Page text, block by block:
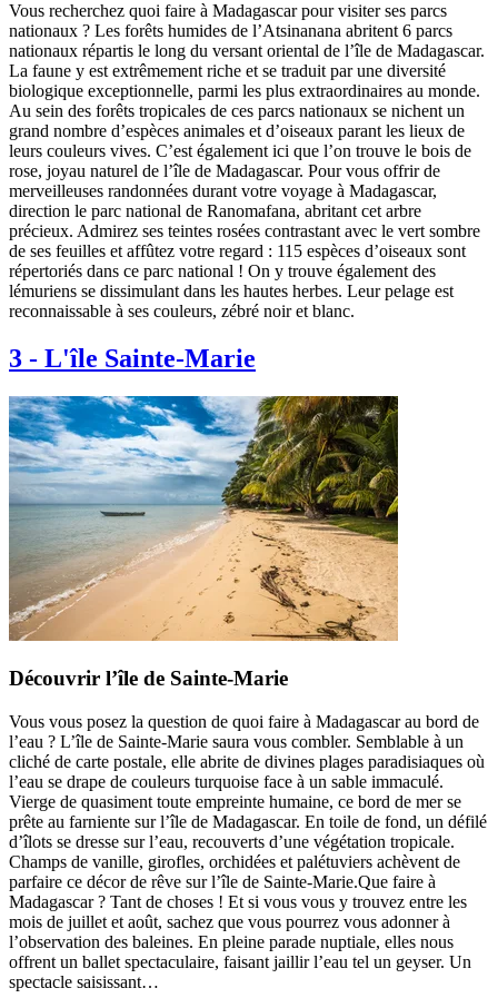
Vous recherchez quoi faire à Madagascar pour visiter ses parcs
nationaux ? Les forêts humides de l’Atsinanana abritent 6 parcs
nationaux répartis le long du versant oriental de l’île de Madagascar.
La faune y est extrêmement riche et se traduit par une diversité
biologique exceptionnelle, parmi les plus extraordinaires au monde.
Au sein des forêts tropicales de ces parcs nationaux se nichent un
grand nombre d’espèces animales et d’oiseaux parant les lieux de
leurs couleurs vives. C’est également ici que l’on trouve le bois de
rose, joyau naturel de l’île de Madagascar. Pour vous offrir de
merveilleuses randonnées durant votre voyage à Madagascar,
direction le parc national de Ranomafana, abritant cet arbre
précieux. Admirez ses teintes rosées contrastant avec le vert sombre
de ses feuilles et affûtez votre regard : 115 espèces d’oiseaux sont
répertoriés dans ce parc national ! On y trouve également des
lémuriens se dissimulant dans les hautes herbes. Leur pelage est
reconnaissable à ses couleurs, zébré noir et blanc.
3 - L'île Sainte-Marie
Découvrir l’île de Sainte-Marie
Vous vous posez la question de quoi faire à Madagascar au bord de
l’eau ? L’île de Sainte-Marie saura vous combler. Semblable à un
cliché de carte postale, elle abrite de divines plages paradisiaques où
l’eau se drape de couleurs turquoise face à un sable immaculé.
Vierge de quasiment toute empreinte humaine, ce bord de mer se
prête au farniente sur l’île de Madagascar. En toile de fond, un défilé
d’îlots se dresse sur l’eau, recouverts d’une végétation tropicale.
Champs de vanille, girofles, orchidées et palétuviers achèvent de
parfaire ce décor de rêve sur l’île de Sainte-Marie.Que faire à
Madagascar ? Tant de choses ! Et si vous vous y trouvez entre les
mois de juillet et août, sachez que vous pourrez vous adonner à
l’observation des baleines. En pleine parade nuptiale, elles nous
offrent un ballet spectaculaire, faisant jaillir l’eau tel un geyser. Un
spectacle saisissant…